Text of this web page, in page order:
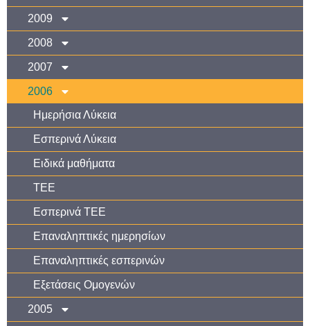
2009
2008
2007
2006
Ημερήσια Λύκεια
Εσπερινά Λύκεια
Ειδικά μαθήματα
TEE
Εσπερινά ΤΕΕ
Επαναληπτικές ημερησίων
Επαναληπτικές εσπερινών
Εξετάσεις Ομογενών
2005